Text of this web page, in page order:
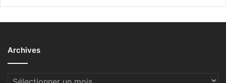
Archives
Archives